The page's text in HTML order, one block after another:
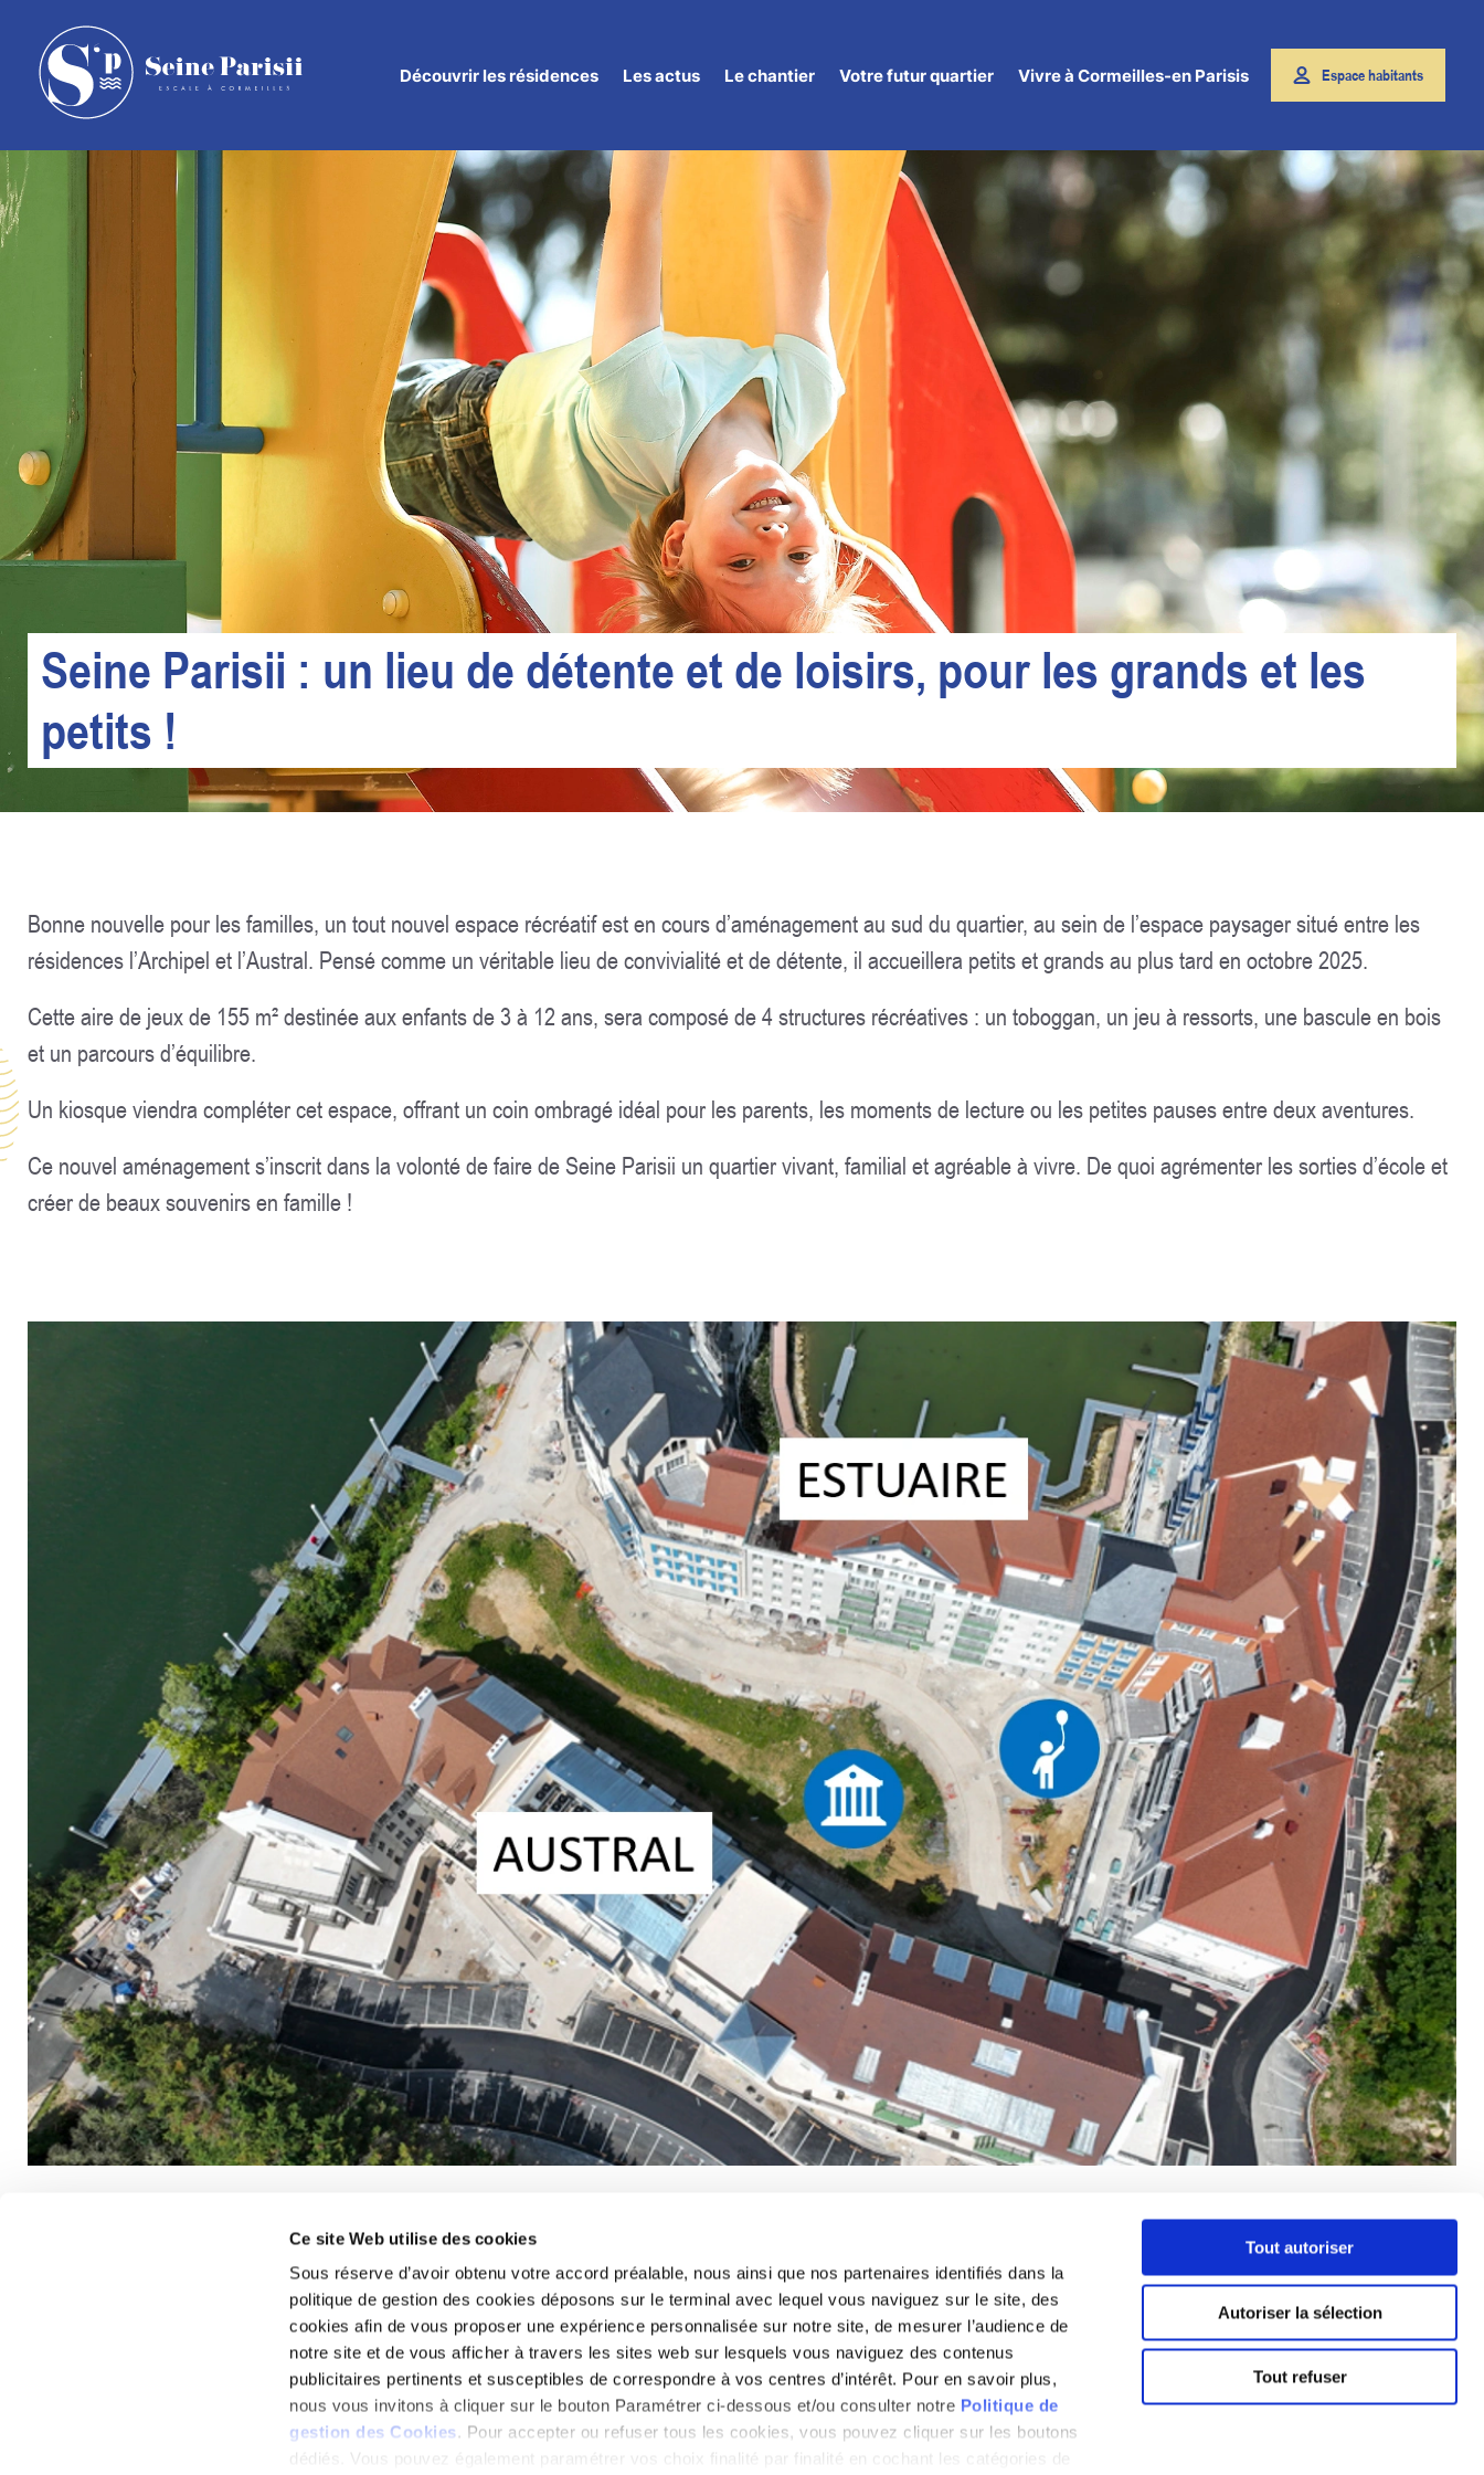
Ce site Web utilise des cookies
Sous réserve d’avoir obtenu votre accord préalable, nous ainsi que nos partenaires identifiés dans la
politique de gestion des cookies déposons sur le terminal avec lequel vous naviguez sur le site, des
cookies afin de vous proposer une expérience personnalisée sur notre site, de mesurer l’audience de
notre site et de vous afficher à travers les sites web sur lesquels vous naviguez des contenus
publicitaires pertinents et susceptibles de correspondre à vos centres d’intérêt. Pour en savoir plus,
nous vous invitons à cliquer sur le bouton Paramétrer ci-dessous et/ou consulter notre Politique de
gestion des Cookies. Pour accepter ou refuser tous les cookies, vous pouvez cliquer sur les boutons
dédiés. Vous pouvez également paramétrer vos choix finalité par finalité en cochant les catégories de
Tout autoriser
Autoriser la sélection
Tout refuser
Découvrirles résidences Les actus Le chantier Votre futur quartier Vivre à Cormeilles-en Parisis Espace habitants
Seine Parisii : un lieu de détente et de loisirs, pour les grands et les
petits !
Bonne nouvelle pour les familles, un tout nouvel espace récréatif est en cours d’aménagement au sud du quartier, au sein de l’espace paysager situé entre les
résidences l’Archipel et l’Austral. Pensé comme un véritable lieu de convivialité et de détente, il accueillera petits et grands au plus tard en octobre 2025.
Cette aire de jeux de 155 m² destinée aux enfants de 3 à 12 ans, sera composé de 4 structures récréatives : un toboggan, un jeu à ressorts, une bascule en bois
et un parcours d’équilibre.
Un kiosque viendra compléter cet espace, offrant un coin ombragé idéal pour les parents, les moments de lecture ou les petites pauses entre deux aventures.
Ce nouvel aménagement s’inscrit dans la volonté de faire de Seine Parisii un quartier vivant, familial et agréable à vivre. De quoi agrémenter les sorties d’école et
créer de beaux souvenirs en famille !
UN QUARTIER PORTÉ PAR
Suivez-nous :